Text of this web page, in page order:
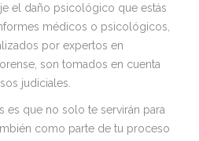
el daño psicológico que estás
médicos o psicológicos,
por expertos en
son tomados en cuenta
judiciales.
es que no solo te servirán para
como parte de tu proceso